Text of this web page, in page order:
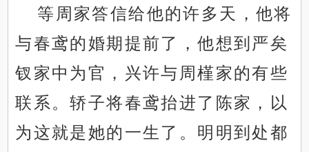
等周家答信给他的许多天，他将
与春鸢的婚期提前了，他想到严矣
钗家中为官，兴许与周槿家的有些
联系。轿子将春鸢抬进了陈家，以
为这就是她的一生了。明明到处都